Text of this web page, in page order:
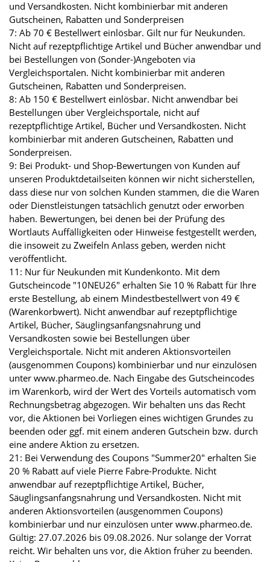
und Versandkosten. Nicht kombinierbar mit anderen
Gutscheinen, Rabatten und Sonderpreisen
7: Ab 70 € Bestellwert einlösbar. Gilt nur für Neukunden.
Nicht auf rezeptpflichtige Artikel und Bücher anwendbar und
bei Bestellungen von (Sonder-)Angeboten via
Vergleichsportalen. Nicht kombinierbar mit anderen
Gutscheinen, Rabatten und Sonderpreisen.
8: Ab 150 € Bestellwert einlösbar. Nicht anwendbar bei
Bestellungen über Vergleichsportale, nicht auf
rezeptpflichtige Artikel, Bücher und Versandkosten. Nicht
kombinierbar mit anderen Gutscheinen, Rabatten und
Sonderpreisen.
9: Bei Produkt- und Shop-Bewertungen von Kunden auf
unseren Produktdetailseiten können wir nicht sicherstellen,
dass diese nur von solchen Kunden stammen, die die Waren
oder Dienstleistungen tatsächlich genutzt oder erworben
haben. Bewertungen, bei denen bei der Prüfung des
Wortlauts Auffälligkeiten oder Hinweise festgestellt werden,
die insoweit zu Zweifeln Anlass geben, werden nicht
veröffentlicht.
11: Nur für Neukunden mit Kundenkonto. Mit dem
Gutscheincode "10NEU26" erhalten Sie 10 % Rabatt für Ihre
erste Bestellung, ab einem Mindestbestellwert von 49 €
(Warenkorbwert). Nicht anwendbar auf rezeptpflichtige
Artikel, Bücher, Säuglingsanfangsnahrung und
Versandkosten sowie bei Bestellungen über
Vergleichsportale. Nicht mit anderen Aktionsvorteilen
(ausgenommen Coupons) kombinierbar und nur einzulösen
unter www.pharmeo.de. Nach Eingabe des Gutscheincodes
im Warenkorb, wird der Wert des Vorteils automatisch vom
Rechnungsbetrag abgezogen. Wir behalten uns das Recht
vor, die Aktionen bei Vorliegen eines wichtigen Grundes zu
beenden oder ggf. mit einem anderen Gutschein bzw. durch
eine andere Aktion zu ersetzen.
21: Bei Verwendung des Coupons "Summer20" erhalten Sie
20 % Rabatt auf viele Pierre Fabre-Produkte. Nicht
anwendbar auf rezeptpflichtige Artikel, Bücher,
Säuglingsanfangsnahrung und Versandkosten. Nicht mit
anderen Aktionsvorteilen (ausgenommen Coupons)
kombinierbar und nur einzulösen unter www.pharmeo.de.
Gültig: 27.07.2026 bis 09.08.2026. Nur solange der Vorrat
reicht. Wir behalten uns vor, die Aktion früher zu beenden.